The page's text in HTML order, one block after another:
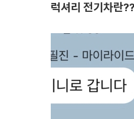
럭셔리 전기차란??